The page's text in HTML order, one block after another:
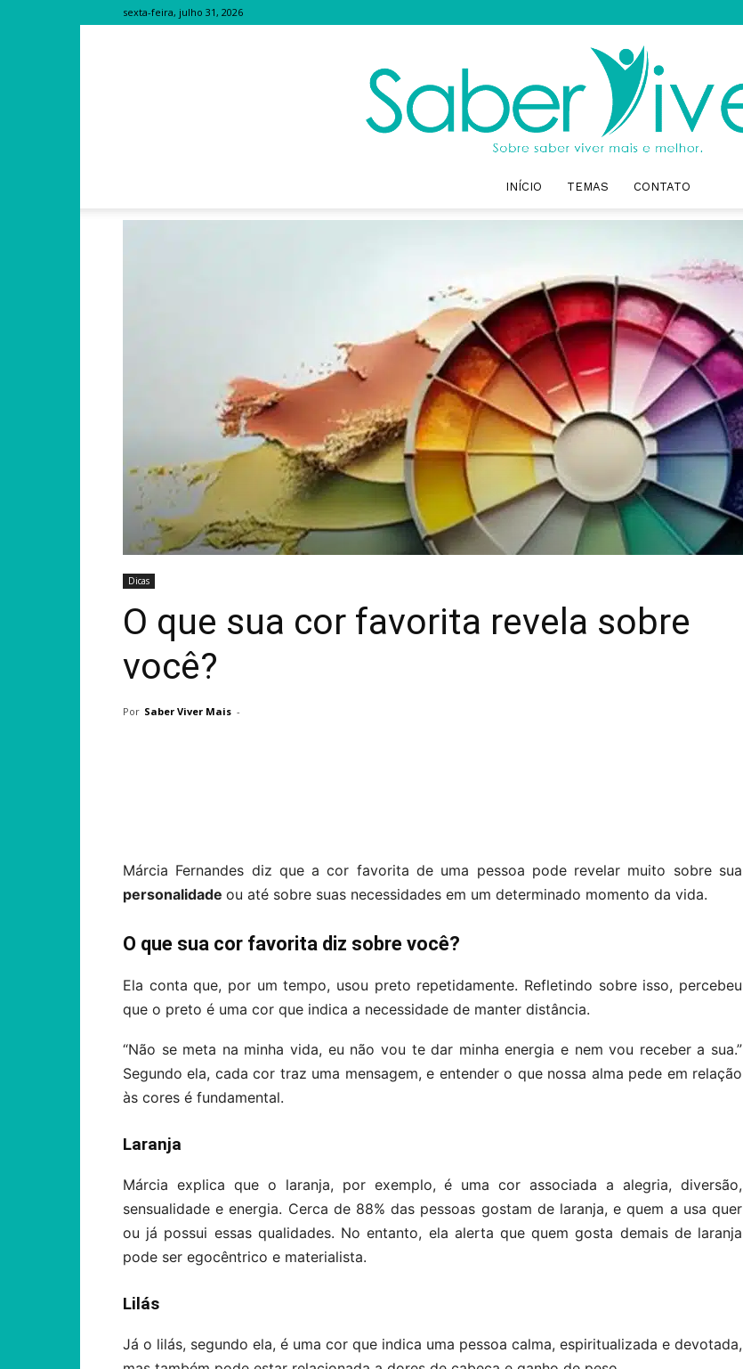
sexta-feira, julho 31, 2026
Saber
Viver
INÍCIO TEMAS CONTATO
Dicas
O que sua cor favorita revela sobre
você?
Por Saber Viver Mais -
Márcia Fernandes diz que a cor favorita de uma pessoa pode revelar muito sobre sua
personalidade ou até sobre suas necessidades em um determinado momento da vida.
O que sua cor favorita diz sobre você?
Ela conta que, por um tempo, usou preto repetidamente. Refletindo sobre isso, percebeu
que o preto é uma cor que indica a necessidade de manter distância.
“Não se meta na minha vida, eu não vou te dar minha energia e nem vou receber a sua.”
Segundo ela, cada cor traz uma mensagem, e entender o que nossa alma pede em relação
às cores é fundamental.
Laranja
Márcia explica que o laranja, por exemplo, é uma cor associada a alegria, diversão,
sensualidade e energia. Cerca de 88% das pessoas gostam de laranja, e quem a usa quer
ou já possui essas qualidades. No entanto, ela alerta que quem gosta demais de laranja
pode ser egocêntrico e materialista.
Lilás
Já o lilás, segundo ela, é uma cor que indica uma pessoa calma, espiritualizada e devotada,